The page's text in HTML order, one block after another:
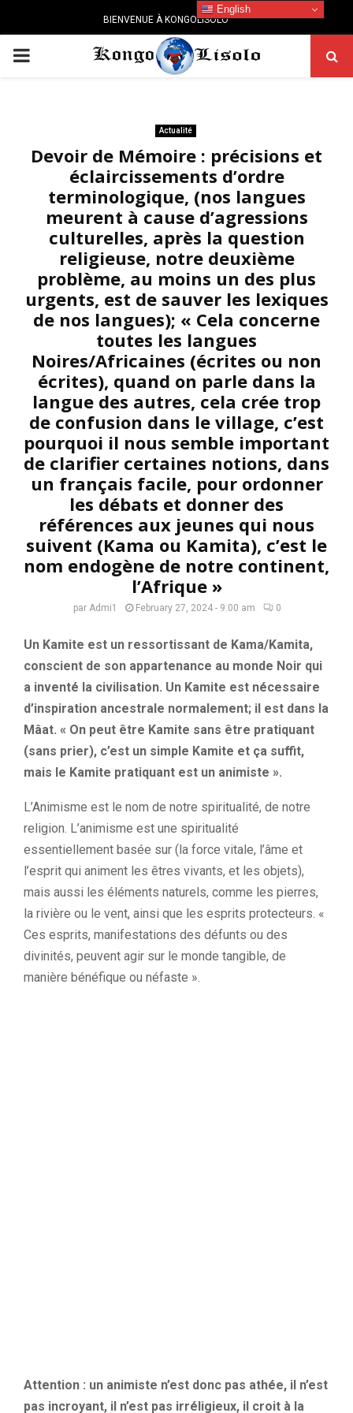
BIENVENUE À KONGOLISOLO
PRIMARY
Actualité
Devoir de Mémoire : précisions et
éclaircissements d’ordre
terminologique, (nos langues
meurent à cause d’agressions
culturelles, après la question
religieuse, notre deuxième
problème, au moins un des plus
urgents, est de sauver les lexiques
de nos langues); « Cela concerne
toutes les langues
Noires/Africaines (écrites ou non
écrites), quand on parle dans la
langue des autres, cela crée trop
de confusion dans le village, c’est
pourquoi il nous semble important
de clarifier certaines notions, dans
un français facile, pour ordonner
les débats et donner des
références aux jeunes qui nous
suivent (Kama ou Kamita), c’est le
nom endogène de notre continent,
l’Afrique »
par Admi1 February 27, 2024 - 9:00 am 0
Un Kamite est un ressortissant de Kama/Kamita,
conscient de son appartenance au monde Noir qui
a inventé la civilisation. Un Kamite est nécessaire
d’inspiration ancestrale normalement; il est dans la
Mâat. « On peut être Kamite sans être pratiquant
(sans prier), c’est un simple Kamite et ça suffit,
mais le Kamite pratiquant est un animiste ».
L’Animisme est le nom de notre spiritualité, de notre
religion. L’animisme est une spiritualité
essentiellement basée sur (la force vitale, l’âme et
l’esprit qui animent les êtres vivants, et les objets),
mais aussi les éléments naturels, comme les pierres,
la rivière ou le vent, ainsi que les esprits protecteurs. «
Ces esprits, manifestations des défunts ou des
divinités, peuvent agir sur le monde tangible, de
manière bénéfique ou néfaste ».
Attention : un animiste n’est donc pas athée, il n’est
pas incroyant, il n’est pas irréligieux, il croit à la
English